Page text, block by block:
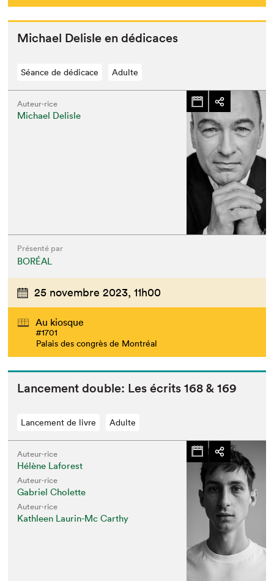
Michael Delisle en dédicaces
Séance de dédicace Adulte
Auteur·rice
Michael Delisle
Présenté par
BORÉAL
25 novembre 2023, 11h00
Au kiosque
#1701
Palais des congrès de Montréal
Lance­ment dou­ble: Les écrits168 & 169
Lancement de livre Adulte
Auteur·rice
Hélène Laforest
Auteur·rice
Gabriel Cholette
Auteur·rice
Kathleen Laurin-Mc Carthy